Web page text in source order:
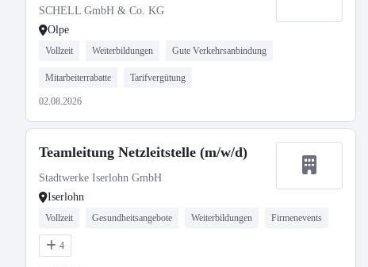
SCHELL GmbH & Co. KG
Olpe
Vollzeit Weiterbildungen Gute Verkehrsanbindung
Mitarbeiterrabatte Tarifvergütung
02.08.2026
Teamleitung Netzleitstelle (m/w/d)
Stadtwerke Iserlohn GmbH
Iserlohn
Vollzeit Gesundheitsangebote Weiterbildungen Firmenevents
4